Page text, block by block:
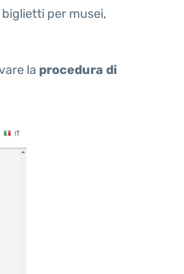
per musei,
la procedura di